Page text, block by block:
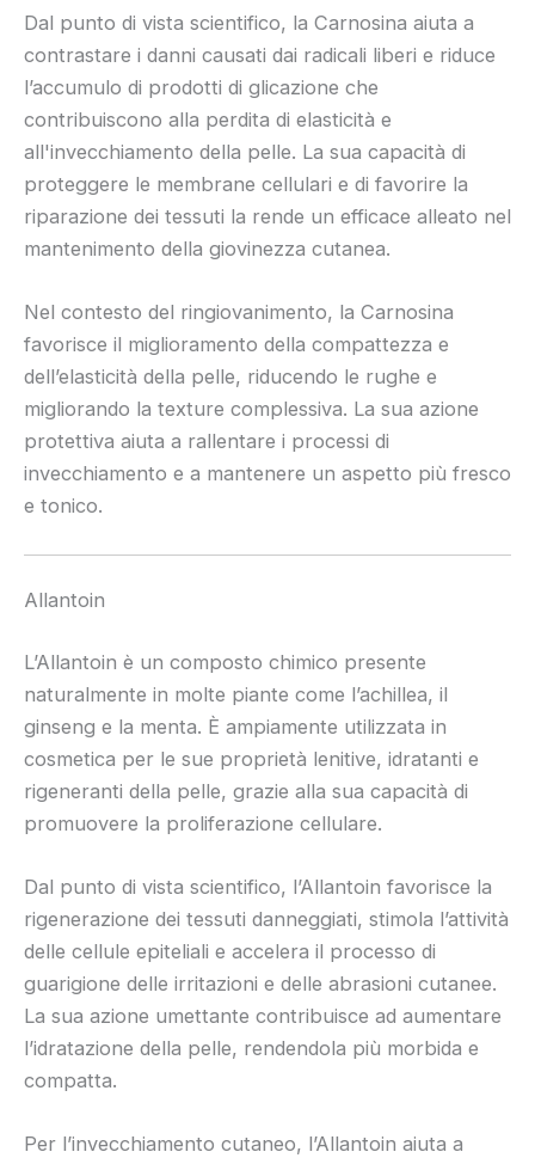
Dal punto di vista scientifico, la Carnosina aiuta a
contrastare i danni causati dai radicali liberi e riduce
l’accumulo di prodotti di glicazione che
contribuiscono alla perdita di elasticità e
all'invecchiamento della pelle. La sua capacità di
proteggere le membrane cellulari e di favorire la
riparazione dei tessuti la rende un efficace alleato nel
mantenimento della giovinezza cutanea.
Nel contesto del ringiovanimento, la Carnosina
favorisce il miglioramento della compattezza e
dell’elasticità della pelle, riducendo le rughe e
migliorando la texture complessiva. La sua azione
protettiva aiuta a rallentare i processi di
invecchiamento e a mantenere un aspetto più fresco
e tonico.
Allantoin
L’Allantoin è un composto chimico presente
naturalmente in molte piante come l’achillea, il
ginseng e la menta. È ampiamente utilizzata in
cosmetica per le sue proprietà lenitive, idratanti e
rigeneranti della pelle, grazie alla sua capacità di
promuovere la proliferazione cellulare.
Dal punto di vista scientifico, l’Allantoin favorisce la
rigenerazione dei tessuti danneggiati, stimola l’attività
delle cellule epiteliali e accelera il processo di
guarigione delle irritazioni e delle abrasioni cutanee.
La sua azione umettante contribuisce ad aumentare
l’idratazione della pelle, rendendola più morbida e
compatta.
Per l’invecchiamento cutaneo, l’Allantoin aiuta a